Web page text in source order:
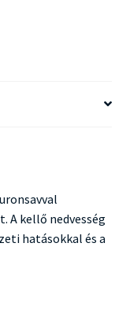
A kellő nedvesség
hatásokkal és a